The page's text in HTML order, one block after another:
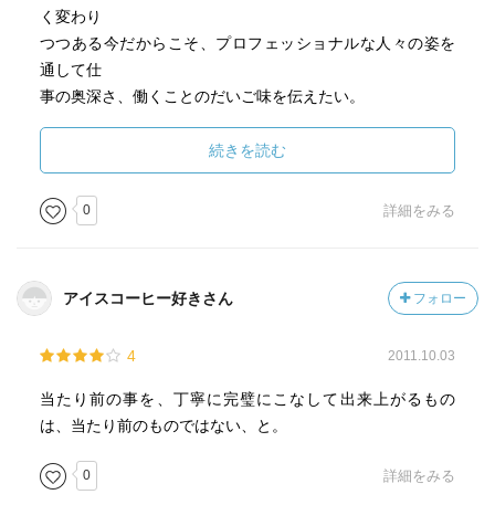
く変わり
つつある今だからこそ、プロフェッショナルな人々の姿を
通して仕
事の奥深さ、働くことのだいご味を伝えたい。
■感想
TV番組"プロフェッショナル仕事の流儀"の書籍版です。
一流と思われる人達が数多く出演する番組ですが、最近は
見なくなりました。なんか、あまり面白く感じないんです
よね・・・
家の集ま
りでした。
続きを読む
0 詳細をみる
アイスコーヒー好きさん フォロー
4 2011.10.03
当たり前の事を、丁寧に完璧にこなして出来上がるもの
は、当たり前のものではない、と。
0 詳細をみる